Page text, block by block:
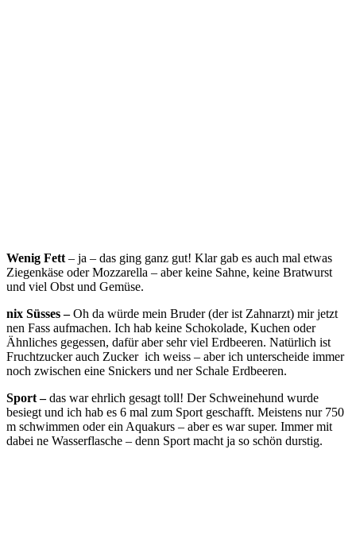
Wenig Fett – ja – das ging ganz gut! Klar gab es auch mal etwas
Ziegenkäse oder Mozzarella – aber keine Sahne, keine Bratwurst
und viel Obst und Gemüse.
nix Süsses –Oh da würde mein Bruder (der ist Zahnarzt) mir jetzt
nen Fass aufmachen. Ich hab keine Schokolade, Kuchen oder
Ähnliches gegessen, dafür aber sehr viel Erdbeeren. Natürlich ist
Fruchtzucker auch Zucker ich weiss – aber ich unterscheide immer
noch zwischen eine Snickers und ner Schale Erdbeeren.
Sport –das war ehrlich gesagt toll! Der Schweinehund wurde
besiegt und ich hab es 6 mal zum Sport geschafft. Meistens nur 750
m schwimmen oder ein Aquakurs – aber es war super. Immer mit
dabei ne Wasserflasche – denn Sport macht ja so schön durstig.